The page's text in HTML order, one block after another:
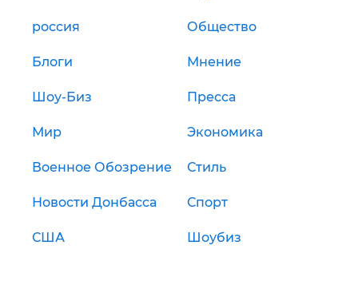
россия Общество
Блоги Мнение
Шоу-Биз Пресса
Мир Экономика
Военное Обозрение Стиль
Новости Донбасса Спорт
США Шоубиз